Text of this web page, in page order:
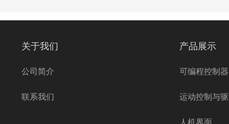
关于我们
公司简介
联系我们
产品展示
可编程控制器
运动控制与
人机界面